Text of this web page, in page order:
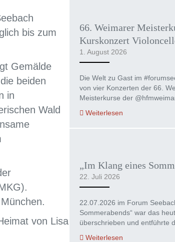
bis zum
Gemälde
beiden
in
Wald
von Lisa
66. Weimarer
Kurskonzert
1. August 2026
Die Welt zu Gast im
von vier Konzerten der 66.
Meisterkurse der
Weiterlesen
„Im Klang eines
22. Juli 2026
22.07.2026 im Forum
Sommerabends“ war das
überschrieben und entführte
Weiterlesen